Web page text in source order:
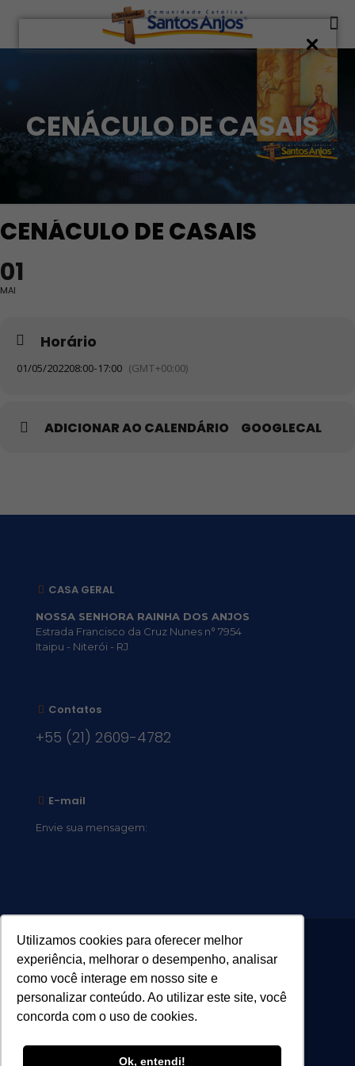
Utilizamos cookies para oferecer melhor
experiência, melhorar o desempenho, analisar
como você interage em nosso site e
personalizar conteúdo. Ao utilizar este site, você
concorda com o uso de cookies.
Ok, entendi!
CENÁCULO DE CASAIS
CENÁCULO DE CASAIS
01
MAI
Horário
01/05/202208:00-17:00 (GMT+00:00)
ADICIONAR AO CALENDÁRIO GOOGLECAL
CASA GERAL
NOSSA SENHORA RAINHA DOS ANJOS
Estrada Francisco da Cruz Nunes n° 7954
Itaipu - Niterói - RJ
Contatos
+55 (21) 2609-4782
E-mail
Envie sua mensagem: